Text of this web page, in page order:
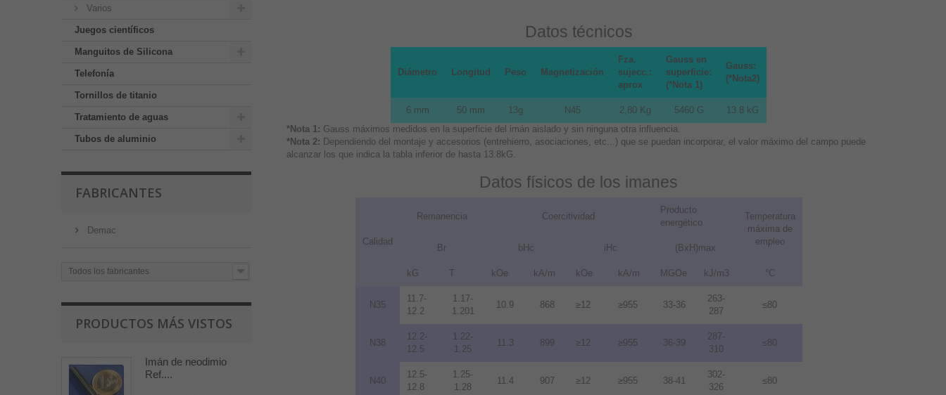
Varios
Juegos científicos
Manguitos de Silicona
Telefonía
Tornillos de titanio
Tratamiento de aguas
Tubos de aluminio
FABRICANTES
Demac
Todos los fabricantes
PRODUCTOS MÁS VISTOS
Imán de neodimio
Ref....
Datos técnicos
Diámetro Longitud Peso Magnetización
Fza.
sujecc.:
aprox
Gauss en
superficie:
(*Nota 1)
Gauss:
(*Nota2)
6 mm 50 mm 13g N45 2,80 Kg 5460 G
13.8 kG
*Nota 1: Gauss máximos medidos en la superficie del imán aislado y sin ninguna otra influencia.
*Nota 2: Dependiendo del montaje y accesorios (entrehierro, asociaciones, etc...) que se puedan incorporar, el valor máximo del campo puede
alcanzar los que indica la tabla inferior de hasta 13.8kG.
Datos físicos de los imanes
Calidad
Remanencia Coercitividad
Producto
energético
Temperatura
máxima de
empleo
Br bHc iHc (BxH)max
kG T kOe kA/m kOe kA/m MGOe kJ/m3 °C
N35
11.7-
12.2
1.17-
1.201
10.9 868 ≥12 ≥955 33-36
263-
287
≤80
N38
12.2-
12.5
1.22-
1.25
11.3 899 ≥12 ≥955 36-39
287-
310
≤80
N40
12.5-
12.8
1.25-
1.28
11.4 907 ≥12 ≥955 38-41
302-
326
≤80